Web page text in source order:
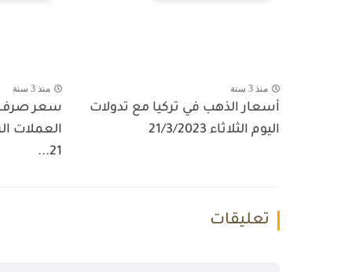
منذ 3 سنة
أسعار الذهب في تركيا مع تدولات
اليوم الثلاثاء 21/3/2023
منذ 3 سنة
سعر صرف
العملات
21...
تعليقات